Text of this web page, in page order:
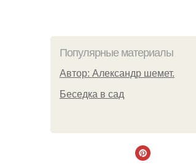
Популярные материалы
Автор: Александр шемет.
Беседка в сад